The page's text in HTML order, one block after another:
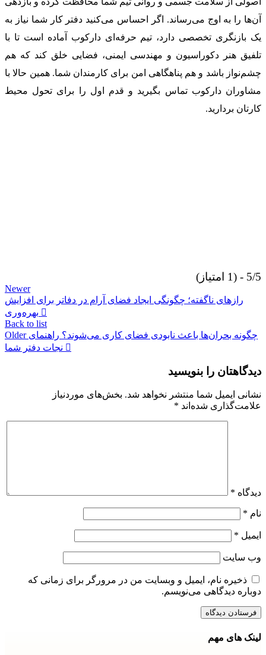
آن‌ها را به اوج می‌رساند. اگر احساس می‌کنید دفتر کار شما نیاز به
یک بازنگری تخصصی دارد، تیم حرفه‌ای دارکوب آماده است تا با
تلفیق هنر دکوراسیون و مهندسی ایمنی، فضایی خلق کند که هم
چشم‌نواز باشد و هم پناهگاهی امن برای کارمندان شما. همین حالا با
مشاوران دارکوب تماس بگیرید و قدم اول را برای تحول محیط
کارتان بردارید.
5/5 - (1 امتیاز)
Newer
رازهای ناگفته؛ چگونگی ایجاد فضای آرام در دفاتر برای افزایش
بهره‌وری
Back to list
Older چگونه بحران‌ها باعث نابودی فضای کاری می‌شوند؟ راهنمای
نجات دفتر شما
دیدگاهتان را بنویسید
نشانی ایمیل شما منتشر نخواهد شد. بخش‌های موردنیاز
علامت‌گذاری شده‌اند *
دیدگاه *
نام *
ایمیل *
وب‌ سایت
ذخیره نام، ایمیل و وبسایت من در مرورگر برای زمانی که
دوباره دیدگاهی می‌نویسم.
لینک های مهم